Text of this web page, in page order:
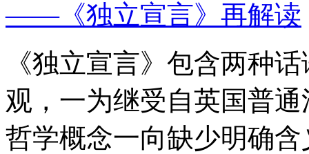
——《独立宣言》再解读
《独立宣言》包含两种
观，一为继受自英国普
哲学概念一向缺少明确